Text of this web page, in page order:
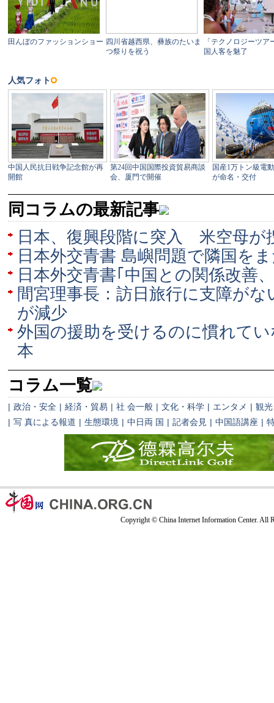
同コラムの最新記事
日本、復興段階に突入 米空母が
日本外交青書 島嶼問題で隣国を
日本外交青書｢中国との関係改善
間宮理事長：訪日旅行に支障が
が減少
外国の援助を受けるのに慣れて
本
コラム一覧
| 政治・安全 | 経済・貿易 | 社 会一般 | 文化・科学 | エンタメ | 観光
| 写 真による報道 | 生態環境 | 中日両 国 | 記者会見 | 中国語講座 |